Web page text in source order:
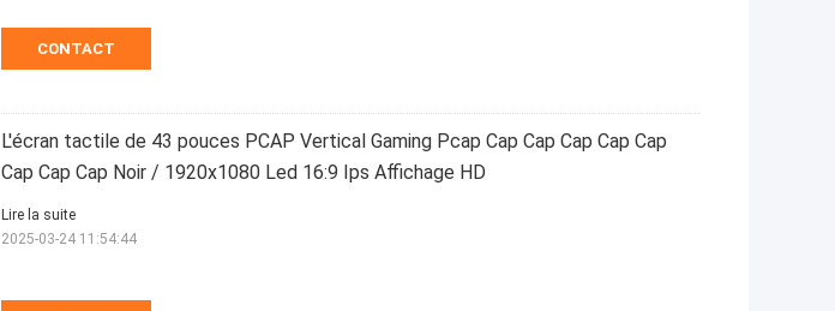
CONTACT
L'écran tactile de 43 pouces PCAP Vertical Gaming Pcap Cap Cap Cap Cap Cap
Cap Cap Cap Noir / 1920x1080 Led 16:9 Ips Affichage HD
Lire la suite
2025-03-24 11:54:44